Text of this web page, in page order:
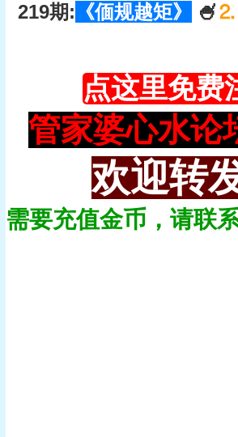
219期: 《偭规越矩》 🍧⒉
点这里免费
管家婆心水论
欢迎转
需要充值金币，请联